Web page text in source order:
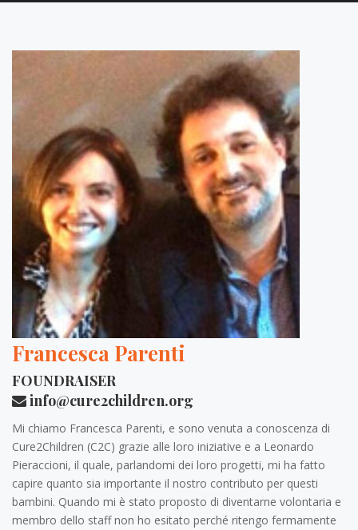
Francesca Parenti
FOUNDRAISER
info@cure2children.org
Mi chiamo Francesca Parenti, e sono venuta a conoscenza di
Cure2Children (C2C) grazie alle loro iniziative e a Leonardo
Pieraccioni, il quale, parlandomi dei loro progetti, mi ha fatto
capire quanto sia importante il nostro contributo per questi
bambini. Quando mi è stato proposto di diventarne volontaria e
membro dello staff non ho esitato perché ritengo fermamente